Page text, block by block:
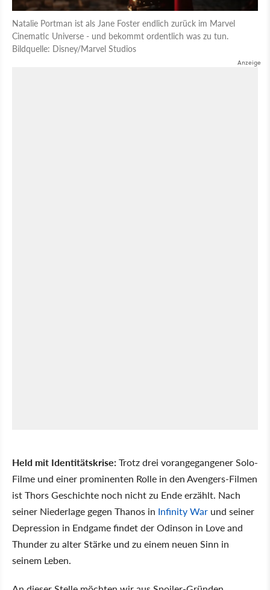
Natalie Portman ist als Jane Foster endlich zurück im Marvel
Cinematic Universe - und bekommt ordentlich was zu tun.
Bildquelle: Disney/Marvel Studios
Held mit Identitätskrise:Trotz drei vorangegangener Solo-
Filme und einer prominenten Rolle in den Avengers-Filmen
ist Thors Geschichte noch nicht zu Ende erzählt. Nach
seiner Niederlage gegen Thanos in Infinity War und seiner
Depression in Endgame findet der Odinson in Love and
Thunder zu alter Stärke und zu einem neuen Sinn in
seinem Leben.